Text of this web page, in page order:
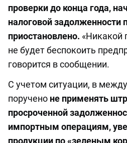
проверки до конца года,
налоговой задолженности
приостановлено. «Никакой
не будет беспокоить
говорится в сообщении.
С учетом ситуации, в
поручено не применять
просроченной
импортным операциям,
продукции по «зеленым